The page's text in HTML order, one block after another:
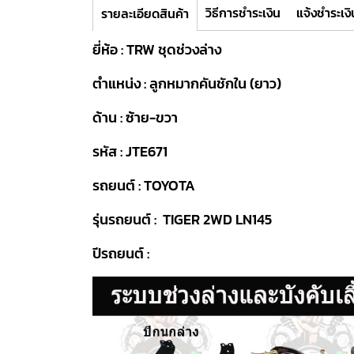
รายละเอียดสินค้า วิธีการชำระเงิน แจ้งชำระเ
ยี่ห้อ : TRW ชุดช่วงล่าง
ตำแหน่ง : ลูกหมากคันชักใน (ยาว)
ด้าน : ซ้าย-ขวา
รหัส : JTE671
รถยนต์ : TOYOTA
รุ่นรถยนต์ : TIGER 2WD LN145
ปีรถยนต์ :